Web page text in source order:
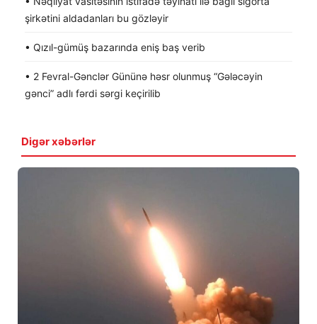
şirkətini aldadanları bu gözləyir
• Qızıl-gümüş bazarında eniş baş verib
• 2 Fevral-Gənclər Gününə həsr olunmuş “Gələcəyin
gənci” adlı fərdi sərgi keçirilib
Digər xəbərlər